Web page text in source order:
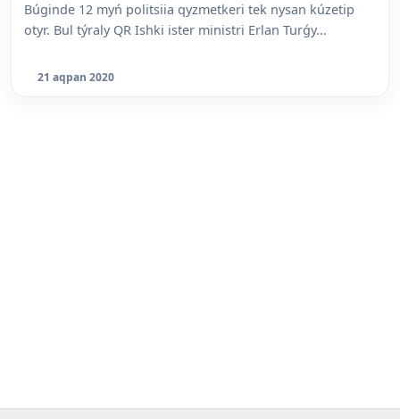
Búginde 12 myń politsiia qyzmetkeri tek nysan kúzetip
otyr. Bul týraly QR Ishki ister ministri Erlan Turǵy...
21 aqpan 2020